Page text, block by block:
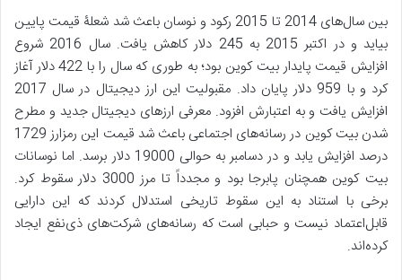
بین سال‌های 2014 تا 2015 رکود و نوسان باعث شد شعلۀ قیمت پایین
بیاید و در اکتبر 2015 به 245 دلار کاهش یافت. سال 2016 شروع
افزایش قیمت پایدار بیت کوین بود؛ به طوری که سال را با 422 دلار آغاز
کرد و با 959 دلار پایان داد. مقبولیت این ارز دیجیتال در سال 2017
افزایش یافت و به اعتبارش افزود. معرفی ارزهای دیجیتال جدید و مطرح
شدن بیت کوین در رسانه‌های اجتماعی باعث شد قیمت این رمزارز 1729
درصد افزایش یابد و در دسامبر به حوالی 19000 دلار برسد. اما نوسانات
بیت کوین همچنان پابرجا بود و مجدداً تا مرز 3000 دلار سقوط کرد.
برخی با استناد به این سقوط تاریخی استدلال کردند که این دارایی
قابل‌اعتماد نیست و حبابی است که رسانه‌های شرکت‌های ذی‌نفع ایجاد
کرده‌اند.